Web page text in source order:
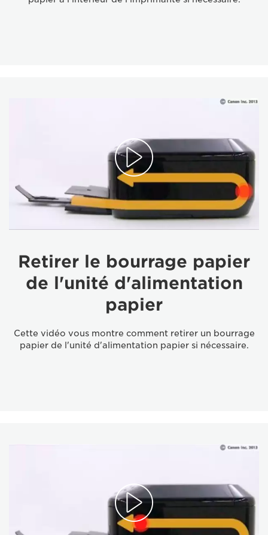
Retirer le bourrage papier
de l'unité d'alimentation
papier
Cette vidéo vous montre comment retirer un bourrage
papier de l'unité d'alimentation papier si nécessaire.